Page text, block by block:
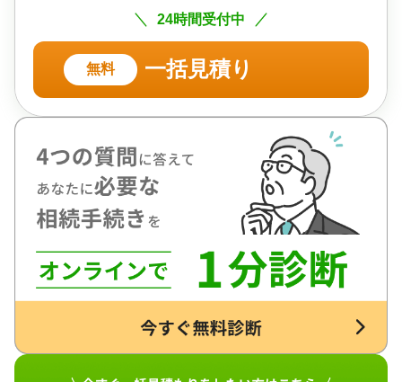
24時間受付中
無料 一括見積り